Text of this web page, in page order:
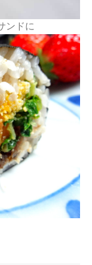
ンドに